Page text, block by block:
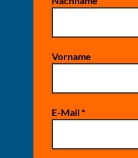
Vorname
E-Mail*